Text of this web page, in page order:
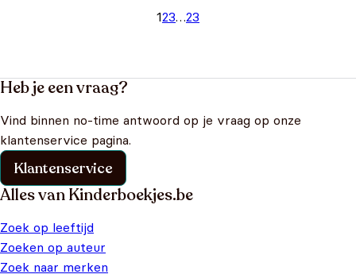
123…23
Heb je een vraag?
Vind binnen no-time antwoord op je vraag op onze
klantenservice pagina.
Klantenservice
Alles van Kinderboekjes.be
Zoek op leeftijd
Zoeken op auteur
Zoek naar merken